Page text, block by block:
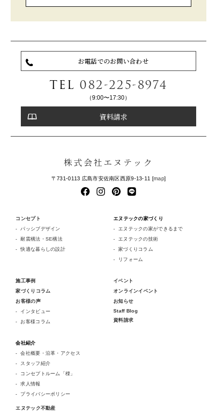
お電話でのお問い合わせ
TEL 082-225-8974
（9:00〜17:30）
資料請求
株式会社エヌテック
〒731-0113 広島市安佐南区西原9-13-11 [map]
コンセプト
パッシブデザイン
耐震構法・SE構法
快適な暮らしの設計
エヌテックの家づくり
エヌテックの家ができるまで
エヌテックの技術
家づくりコラム
リフォーム
施工事例
家づくりコラム
お客様の声
インタビュー
お客様コラム
イベント
オンラインイベント
お知らせ
Staff Blog
資料請求
会社紹介
会社概要・沿革・アクセス
スタッフ紹介
コンセプトルーム「檪」
求人情報
プライバシーポリシー
エヌテック不動産